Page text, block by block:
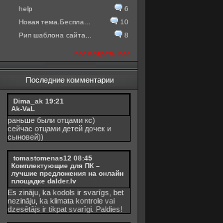
help
6
Новая тема.Беспла...
10
Рип шаблона сайта...
8
посмотреть все
Последние комментарии
Dima_ak 19:21
Ak-VaL
раньше были отцами кс)
сейчас отцами детей дочек и
сыновей))
tomastomenas12 08:45
Комплектующие для ПК –
лучшие предложения на онлайн
площадке dalder.lv
Es zināju, ka kodols ir svarīgs, bet
nezināju, ka klimata kontrole vai
dzesētājs ir tikpat svarīgi. Paldies!